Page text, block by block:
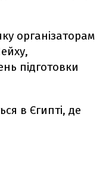
організаторам
підготовки
в Єгипті, де